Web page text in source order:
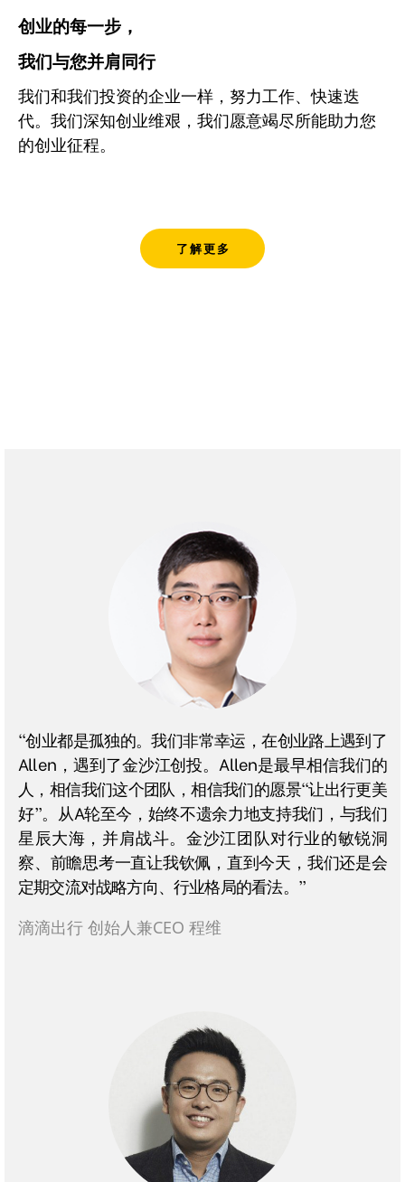
创业的每一步，
我们与您并肩同行
我们和我们投资的企业一样，努力工作、快速迭
代。我们深知创业维艰，我们愿意竭尽所能助力您
的创业征程。
了解更多
“创业都是孤独的。我们非常幸运，在创业路上遇到了
Allen，遇到了金沙江创投。Allen是最早相信我们的
人，相信我们这个团队，相信我们的愿景“让出行更美
好”。从A轮至今，始终不遗余力地支持我们，与我们
星辰大海，并肩战斗。金沙江团队对行业的敏锐洞
察、前瞻思考一直让我钦佩，直到今天，我们还是会
定期交流对战略方向、行业格局的看法。”
滴滴出行 创始人兼CEO 程维